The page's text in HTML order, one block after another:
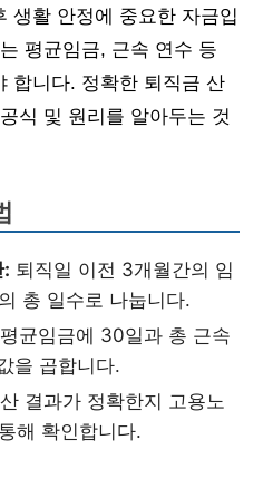
생활 안정에 중요한 자금입
평균임금, 근속 연수 등
합니다. 정확한 퇴직금 산
식 및 원리를 알아두는 것
: 퇴직일 이전 3개월간의 임
총 일수로 나눕니다.
평균임금에 30일과 총 근속
을 곱합니다.
결과가 정확한지 고용노
해 확인합니다.